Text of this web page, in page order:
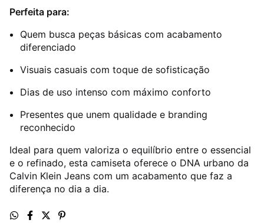
Perfeita para:
Quem busca peças básicas com acabamento
diferenciado
Visuais casuais com toque de sofisticação
Dias de uso intenso com máximo conforto
Presentes que unem qualidade e branding
reconhecido
Ideal para quem valoriza o equilíbrio entre o essencial
e o refinado, esta camiseta oferece o DNA urbano da
Calvin Klein Jeans com um acabamento que faz a
diferença no dia a dia.